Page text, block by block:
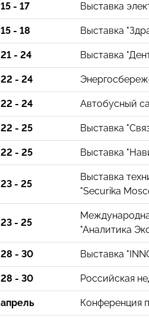
15 - 17 Выставка
15 - 18 Выставка
21 - 24 Выставка
22 - 24
22 - 24 Автобусный
22 - 25 Выставка
22 - 25 Выставка
23 - 25
Выставка
"Securika
23 - 25
"Аналитика
28 - 30 Выставка
28 - 30 Российская
апрель Конференция